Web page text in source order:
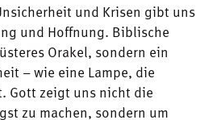
und Krisen gibt uns
und Hoffnung. Biblische
Orakel, sondern ein
– wie eine Lampe, die
Gott zeigt uns nicht die
zu machen, sondern um